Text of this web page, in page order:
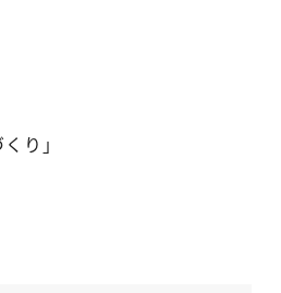
り」